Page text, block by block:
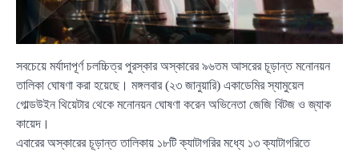
সবচেয়ে মর্যাদাপূর্ণ চলচ্চিত্র পুরস্কার অস্কারের ৯৬তম আসরের চূড়ান্ত মনোনয়ন
তালিকা ঘোষণা করা হয়েছে। মঙ্গলবার (২৩ জানুয়ারি) একাডেমির স্যামুয়েল
গোল্ডউইন থিয়েটার থেকে মনোনয়ন ঘোষণা করেন অভিনেতা জেজি বিটজ ও জ্যাক
কায়েদ।
এবারের অস্কারের চূড়ান্ত তালিকায় ১৮টি ক্যাটাগরির মধ্যে ১৩ ক্যাটাগরিতে